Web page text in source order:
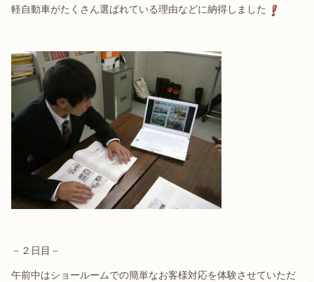
軽自動車がたくさん選ばれている理由などに納得しました
－２日目－
午前中はショールームでの簡単なお客様対応を体験させていただ